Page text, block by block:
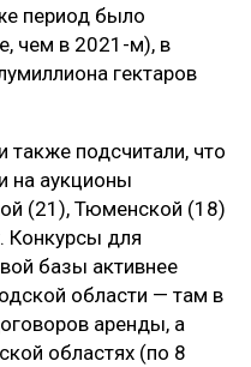
период было
чем в 2021-м), в
гектаров
также подсчитали, что
на аукционы
(21), Тюменской (18)
Конкурсы для
базы активнее
области — там в
аренды, а
областях (по 8